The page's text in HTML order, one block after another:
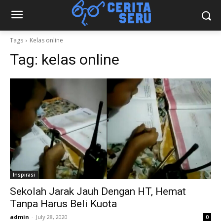
Tags Kelas online
Tag: kelas online
Inspirasi
Sekolah Jarak Jauh Dengan HT, Hemat
Tanpa Harus Beli Kuota
admin - July 28, 2020 0